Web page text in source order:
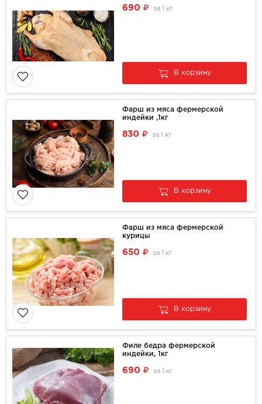
690 за 1 кг
В корзину
Фарш из мяса фермерской
индейки ,1кг
830 за 1 кг
В корзину
Фарш из мяса фермерской
курицы
650 за 1 кг
В корзину
Филе бедра фермерской
индейки, 1кг
690 за 1 кг